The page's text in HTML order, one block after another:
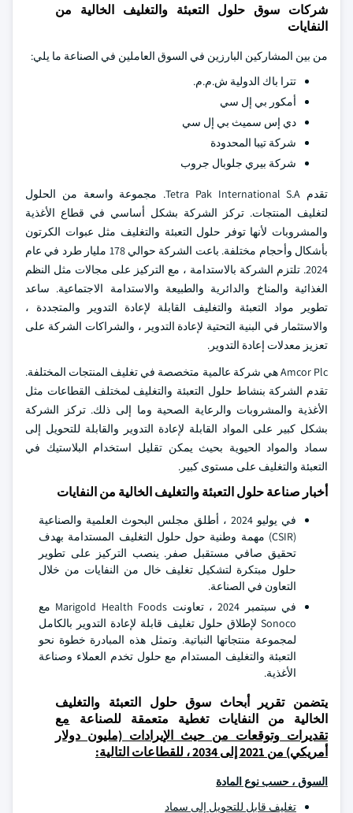
شركات سوق حلول التعبئة والتغليف الخالية من
النفايات
من بين المشاركين البارزين في السوق العاملين في الصناعة ما يلي:
تترا باك الدولية ش.م.م.
أمكور بي إل سي
دي إس سميث بي إل سي
شركة تيبا المحدودة
شركة بيري جلوبال جروب
تقدم Tetra Pak International S.A. مجموعة واسعة من الحلول
لتغليف المنتجات. تركز الشركة بشكل أساسي في قطاع الأغذية
والمشروبات لأنها توفر حلول التعبئة والتغليف مثل عبوات الكرتون
بأشكال وأحجام مختلفة. باعت الشركة حوالي 178 مليار طرد في عام
2024. تلتزم الشركة بالاستدامة ، مع التركيز على مجالات مثل النظم
الغذائية والمناخ والدائرية والطبيعة والاستدامة الاجتماعية. ساعد
تطوير مواد التعبئة والتغليف القابلة لإعادة التدوير والمتجددة ،
والاستثمار في البنية التحتية لإعادة التدوير ، والشراكات الشركة على
تعزيز معدلات إعادة التدوير.
Amcor Plc هي شركة عالمية متخصصة في تغليف المنتجات المختلفة.
تقدم الشركة بنشاط حلول التعبئة والتغليف لمختلف القطاعات مثل
الأغذية والمشروبات والرعاية الصحية وما إلى ذلك. تركز الشركة
بشكل كبير على المواد القابلة لإعادة التدوير والقابلة للتحويل إلى
سماد والمواد الحيوية بحيث يمكن تقليل استخدام البلاستيك في
التعبئة والتغليف على مستوى كبير.
أخبار صناعة حلول التعبئة والتغليف الخالية من النفايات
في يوليو 2024 ، أطلق مجلس البحوث العلمية والصناعية
(CSIR) مهمة وطنية حول حلول التغليف المستدامة بهدف
تحقيق صافي مستقبل صفر. ينصب التركيز على تطوير
حلول مبتكرة لتشكيل تغليف خال من النفايات من خلال
التعاون في الصناعة.
في سبتمبر 2024 ، تعاونت Marigold Health Foods مع
Sonoco لإطلاق حلول تغليف قابلة لإعادة التدوير بالكامل
لمجموعة منتجاتها النباتية. وتمثل هذه المبادرة خطوة نحو
التعبئة والتغليف المستدام مع حلول تخدم العملاء وصناعة
الأغذية.
يتضمن تقرير أبحاث سوق حلول التعبئة والتغليف
الخالية من النفايات تغطية متعمقة للصناعة مع
تقديرات وتوقعات من حيث الإيرادات (مليون دولار
أمريكي) من 2021 إلى 2034 ، للقطاعات التالية:
السوق ، حسب نوع المادة
تغليف قابل للتحويل إلى سماد